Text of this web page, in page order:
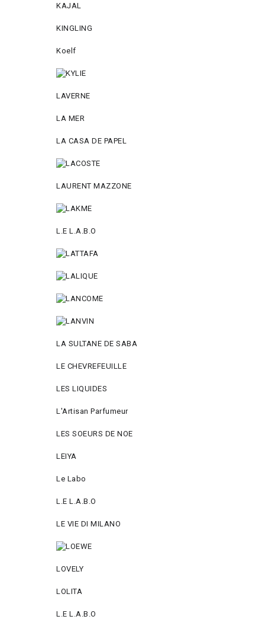
KAJAL
KINGLING
Koelf
LAVERNE
LA MER
LA CASA DE PAPEL
LAURENT MAZZONE
L.E L.A.B.O
LA SULTANE DE SABA
LE CHEVREFEUILLE
LES LIQUIDES
L'Artisan Parfumeur
LES SOEURS DE NOE
LEIYA
Le Labo
L.Е L.А.B.О
LE VIE DI MILANO
LOVELY
LOLITA
L.E L.A.B.O